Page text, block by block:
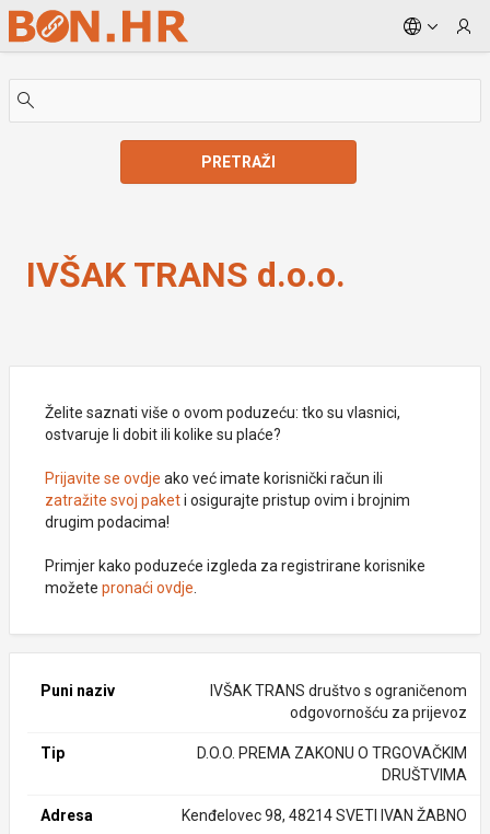
Skip to Main Content
PRETRAŽI
IVŠAK TRANS d.o.o.
Želite saznati više o ovom poduzeću: tko su vlasnici,
ostvaruje li dobit ili kolike su plaće?
Prijavite se ovdje ako već imate korisnički račun ili
zatražite svoj paketi osigurajte pristup ovim i brojnim
drugim podacima!
Primjer kako poduzeće izgleda za registrirane korisnike
možete pronaći ovdje
Puni naziv
IVŠAK TRANS društvo s ograničenom
odgovornošću za prijevoz
Tip
D.O.O. PREMA ZAKONU O TRGOVAČKIM
DRUŠTVIMA
Adresa Kenđelovec 98, 48214 SVETI IVAN ŽABNO